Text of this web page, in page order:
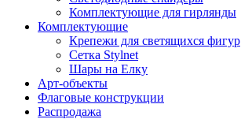
Комплектующие для гирлянды
Комплектующие
Крепежи для светящихся фигур
Сетка Stylnet
Шары на Елку
Арт-объекты
Флаговые конструкции
Распродажа